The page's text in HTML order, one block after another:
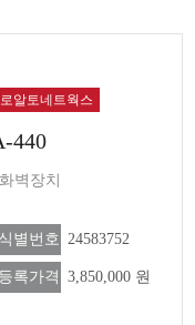
알토네트웍스
440
벽장치
별번호 24583752
록가격 3,850,000 원